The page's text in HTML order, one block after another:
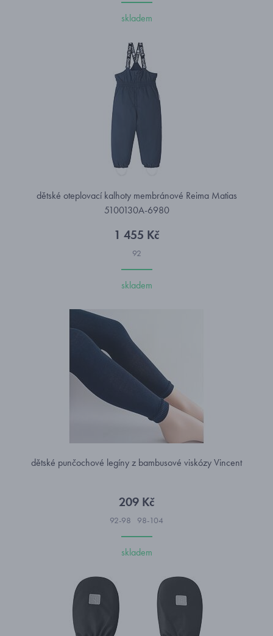
skladem
dětské oteplovací kalhoty membránové Reima Matias
5100130A-6980
1 455 Kč
92
skladem
dětské punčochové legíny z bambusové viskózy Vincent
209 Kč
92-98 98-104
skladem